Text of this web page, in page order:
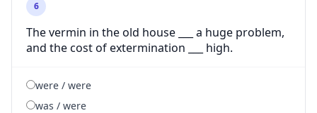
6
The vermin in the old house ___ a huge problem,
and the cost of extermination ___ high.
were / were
was / were